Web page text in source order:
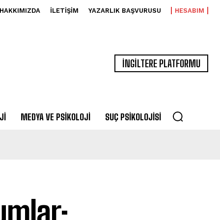
HAKKIMIZDA İLETIŞIM YAZARLIK BAŞVURUSU HESABIM
İNGİLTERE PLATFORMU
MEDYA VE PSIKOLOJI SUÇ PSIKOLOJISI